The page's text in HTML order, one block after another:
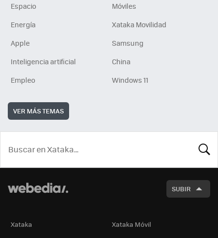
Espacio
Móviles
Energía
Xataka Movilidad
Apple
Samsung
Inteligencia artificial
China
Empleo
Windows 11
VER MÁS TEMAS
SUBIR
Xataka
Xataka Móvil